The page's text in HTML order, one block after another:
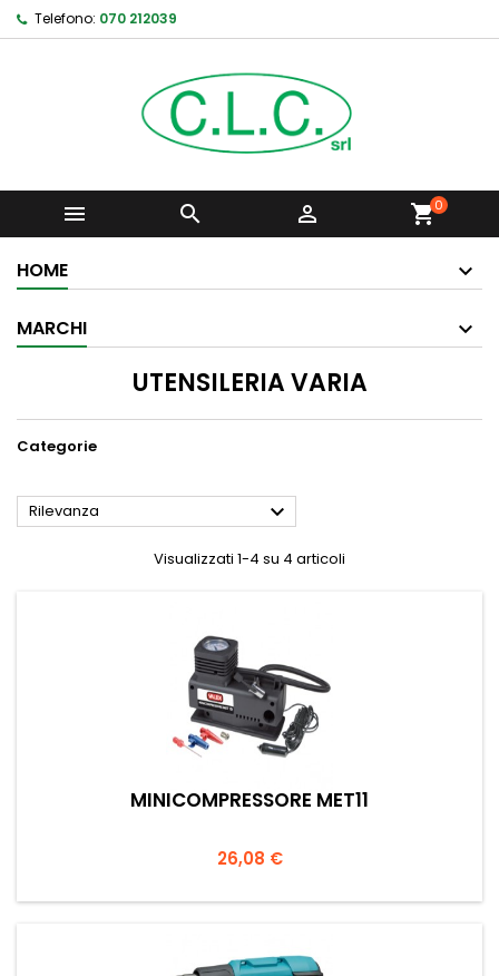
Telefono: 070 212039
   shopping_cart0
HOME
MARCHI
UTENSILERIA VARIA
Categorie
Rilevanza 
Visualizzati 1-4 su 4 articoli
MINICOMPRESSORE MET11
Prezzo
26,08 €